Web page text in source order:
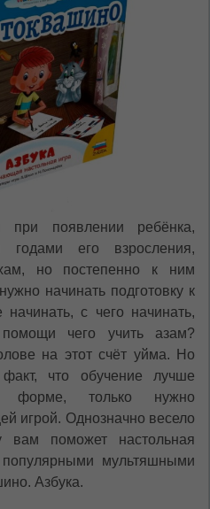
при появлении ребёнка,
годами его взросления,
но постепенно к ним
начинать подготовку к
с чего начинать,
чего учить азам?
на этот счёт уйма. Но
что обучение лучше
форме, только нужно
игрой. Однозначно весело
вам поможет настольная
популярными мультяшными
Азбука.